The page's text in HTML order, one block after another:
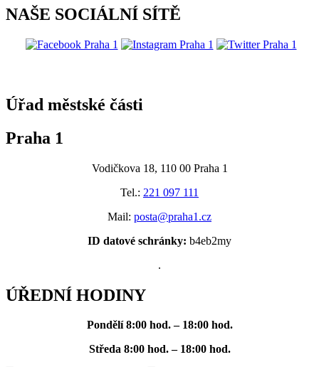
NAŠE SOCIÁLNÍ SÍTĚ
Úřad městské části
Praha 1
Vodičkova 18, 110 00 Praha 1
Tel.: 221 097 111
Mail: posta@praha1.cz
ID datové schránky: b4eb2my
.
ÚŘEDNÍ HODINY
Pondělí 8:00 hod. – 18:00 hod.
Středa 8:00 hod. – 18:00 hod.